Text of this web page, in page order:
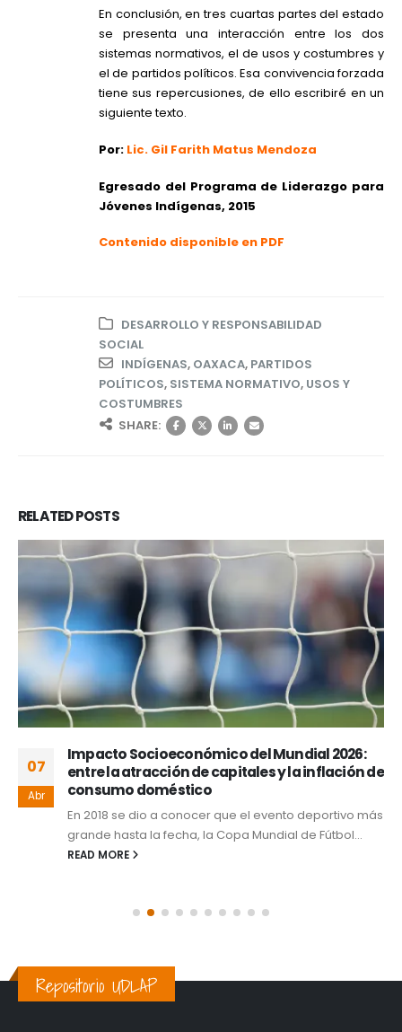
En conclusión, en tres cuartas partes del estado
se presenta una interacción entre los dos
sistemas normativos, el de usos y costumbres y
el de partidos políticos. Esa convivencia forzada
tiene sus repercusiones, de ello escribiré en un
siguiente texto.
Por: Lic. Gil Farith Matus Mendoza
Egresado del Programa de Liderazgo para
Jóvenes Indígenas, 2015
Contenido disponible en PDF
DESARROLLO Y RESPONSABILIDAD
SOCIAL
INDÍGENAS, OAXACA, PARTIDOS
POLÍTICOS, SISTEMA NORMATIVO, USOS Y
COSTUMBRES
SHARE:
RELATEDPOSTS
07
Abr
Impacto Socioeconómico del Mundial 2026:
entre la atracción de capitales y la inflación de
consumo doméstico
En 2018 se dio a conocer que el evento deportivo más
grande hasta la fecha, la Copa Mundial de Fútbol...
READ MORE
Repositorio UDLAP